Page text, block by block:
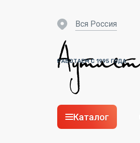
РАБОТАЕМ С 1995 ГОДА
вся Россия
Каталог